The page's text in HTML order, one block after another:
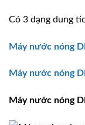
Có 3 dạng dung
Máy nước nóng
Máy nước nóng
Máy nước nóng